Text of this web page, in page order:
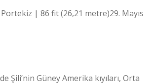
| 86 fit (26,21 metre)29. Mayıs
Güney Amerika kıyıları, Orta